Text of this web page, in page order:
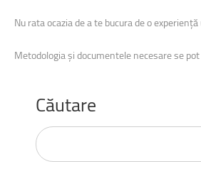
Nu rata ocazia de a te bucura de o experiență
Metodologia și documentele necesare se
Căutare
Căutare
...